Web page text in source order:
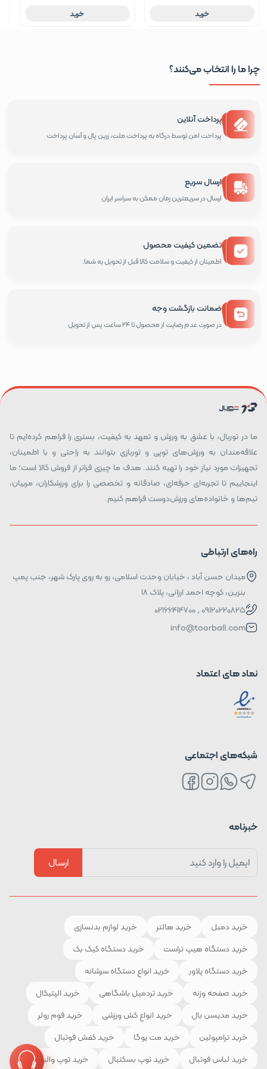
خرید خرید
چرا ما را انتخاب می‌کنند؟
پرداخت آنلاین
پرداخت امن توسط درگاه به پرداخت ملت، زرین پال و آسان پرداخت
ارسال سریع
ارسال در سریعترین زمان ممکن به سراسر ایران
تضمین کیفیت محصول
اطمینان از کیفیت و سلامت کالا قبل از تحویل به شما.
ضمانت بازگشت وجه
در صورت عدم رضایت از محصول تا 24 ساعت پس از تحویل
ما در توربال، با عشق به ورزش و تعهد به کیفیت، بستری را فراهم کرده‌ایم تا
علاقه‌مندان به ورزش‌های توپی و توربازی بتوانند به راحتی و با اطمینان،
تجهیزات مورد نیاز خود را تهیه کنند. هدف ما چیزی فراتر از فروش کالا است؛ ما
اینجاییم تا تجربه‌ای حرفه‌ای، صادقانه و تخصصی را برای ورزشکاران، مربیان،
تیم‌ها و خانواده‌های ورزش‌دوست فراهم کنیم.
راه‌های ارتباطی
میدان حسن آباد ، خیابان وحدت اسلامی، رو به روی پارک شهر، جنب پمپ
بنزین، کوچه احمد ارزانی، پلاک ۱۸
09120220825 , 02166414700
info@toorball.com
نماد های اعتماد
شبکه‌های اجتماعی
خبرنامه
ارسال
خرید دمبل خرید هالتر
خرید لوازم بدنسازی
خرید دستگاه هیپ تراست
خرید دستگاه کیک بک
خرید دستگاه پلاور
خرید انواع دستگاه سرشانه
خرید صفحه وزنه
خرید تردمیل باشگاهی
خرید الپتیکال
خرید مدیسن بال
خرید انواع کش ورزشی
خرید فوم رولر
خرید ترامپولین
خرید مت یوگا
خرید کفش فوتبال
خرید لباس فوتبال
خرید توپ بسکتبال خرید توپ والیبال